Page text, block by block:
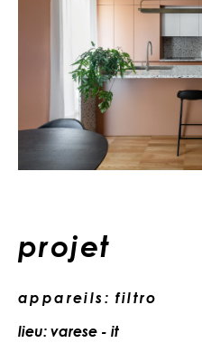
projet
appareils: filtro
lieu: varese - it